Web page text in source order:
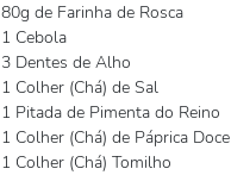
80g de Farinha de Rosca
1 Cebola
3 Dentes de Alho
1 Colher (Chá) de Sal
1 Pitada de Pimenta do Reino
1 Colher (Chá) de Páprica Doce
1 Colher (Chá) Tomilho